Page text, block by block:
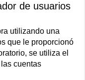
de usuarios
utilizando una
que le proporcionó
se utiliza el
cuentas